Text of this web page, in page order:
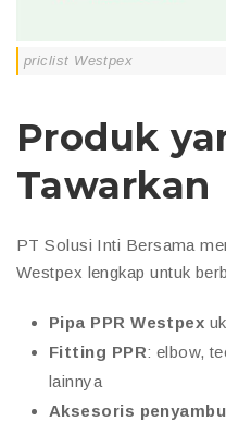
priclist Westpex
Produk
Tawarkan
PT Solusi Inti Bersama
Westpex lengkap untuk
Pipa PPR Westpex
Fitting PPR: elbow,
lainnya
Aksesoris